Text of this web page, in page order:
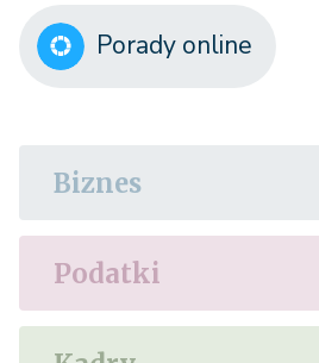
Porady online
Biznes
Podatki